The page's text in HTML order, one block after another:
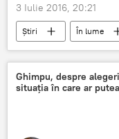
3 Iulie 2016, 20:21
Știri În lume
Irak
Bagdad
atentat terorist
Ghimpu, despre
situaţia în care ar